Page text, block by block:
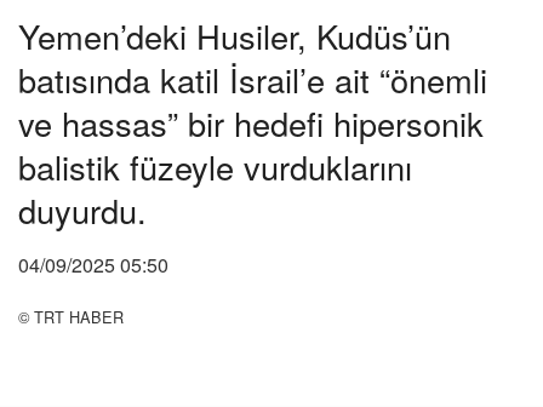
Yemen’deki Husiler, Kudüs’ün
batısında katil İsrail’e ait “önemli
ve hassas” bir hedefi hipersonik
balistik füzeyle vurduklarını
duyurdu.
04/09/2025 05:50
© TRT HABER